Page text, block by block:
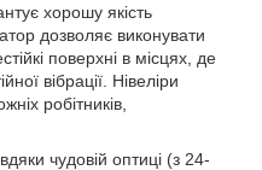
хорошу якість
дозволяє виконувати
поверхні в місцях, де
вібрації. Нівеліри
робітників,
чудовій оптиці (з 24-